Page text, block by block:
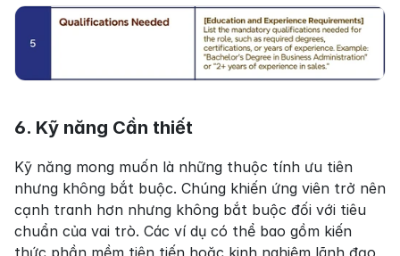
6. Kỹ năng Cần thiết
Kỹ năng mong muốn là những thuộc tính ưu tiên
nhưng không bắt buộc. Chúng khiến ứng viên trở nên
cạnh tranh hơn nhưng không bắt buộc đối với tiêu
chuẩn của vai trò. Các ví dụ có thể bao gồm kiến